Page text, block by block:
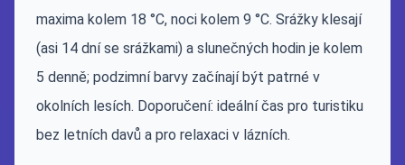
maxima kolem 18 °C, noci kolem 9 °C. Srážky klesají
(asi 14 dní se srážkami) a slunečných hodin je kolem
5 denně; podzimní barvy začínají být patrné v
okolních lesích. Doporučení: ideální čas pro turistiku
bez letních davů a pro relaxaci v lázních.